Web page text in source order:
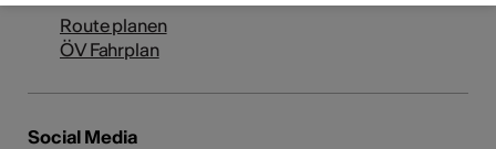
Route planen
ÖV Fahrplan
Social Media